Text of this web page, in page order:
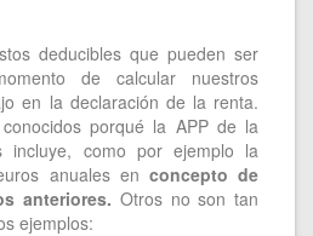
deducibles que pueden ser
de calcular nuestros
en la declaración de la renta.
porqué la APP de la
incluye, como por ejemplo la
anuales en concepto de
anteriores. Otros no son tan
ejemplos: